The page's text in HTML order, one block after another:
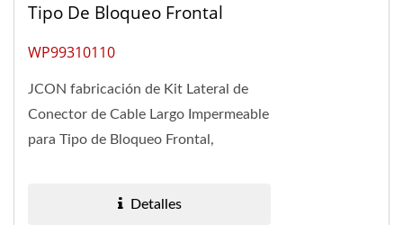
Tipo De Bloqueo Frontal
WP99310110
JCON fabricación de Kit Lateral de
Conector de Cable Largo Impermeable
para Tipo de Bloqueo Frontal,
Detalles